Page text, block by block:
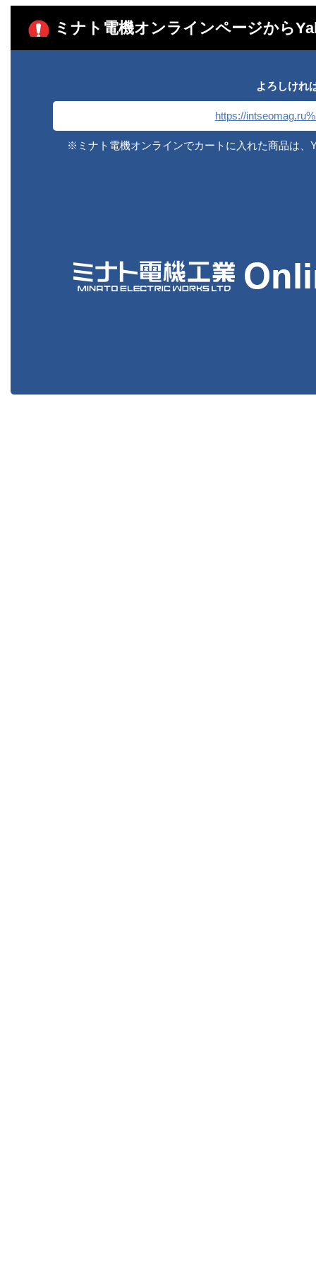
ミナト電機オンラインページから
よろしけれ
https://
※ミナト電機オンラインでカートに入れた商品は、